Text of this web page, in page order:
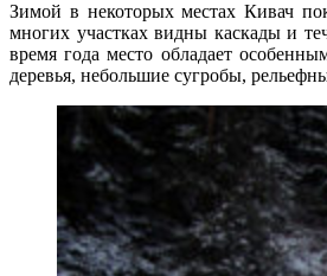
Зимой в некоторых местах Кивач
многих участках видны каскады и
время года место обладает
деревья, небольшие сугробы,